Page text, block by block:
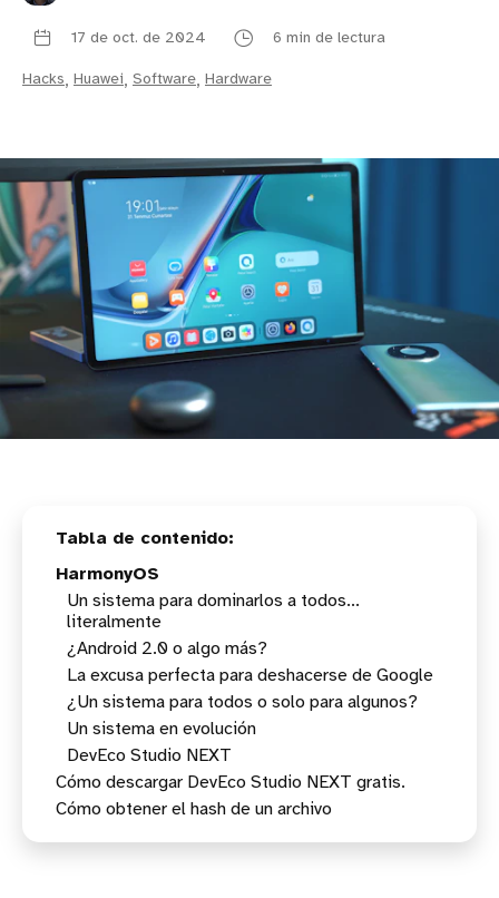
17 de oct. de 2024 6 min de lectura
Hacks, Huawei, Software, Hardware
HarmonyOS
Un sistema para dominarlos a todos...
literalmente
¿Android 2.0 o algo más?
La excusa perfecta para deshacerse de Google
¿Un sistema para todos o solo para algunos?
Un sistema en evolución
DevEco Studio NEXT
Cómo descargar DevEco Studio NEXT gratis.
Comprueba las firmas.
Cómo obtener el hash de un archivo